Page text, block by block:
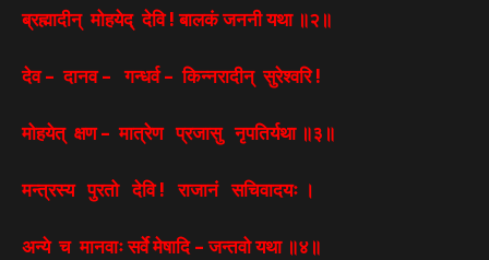
ब्रह्मादीन् मोहयेद् देवि ! बालकं जननी यथा ॥२॥
देव – दानव – गन्धर्व – किन्नरादीन् सुरेश्वरि !
मोहयेत् क्षण – मात्रेण प्रजासु नृपतिर्यथा ॥३॥
मन्त्रस्य पुरतो देवि ! राजानं सचिवादयः ।
अन्ये च मानवाः सर्वे मेषादि – जन्तवो यथा ॥४॥